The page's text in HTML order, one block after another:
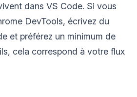
dans VS Code. Si vous
DevTools, écrivez du
et préférez un minimum de
cela correspond à votre flux